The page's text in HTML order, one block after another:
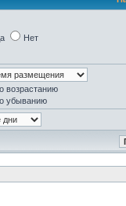
Нет
возрастанию
убыванию